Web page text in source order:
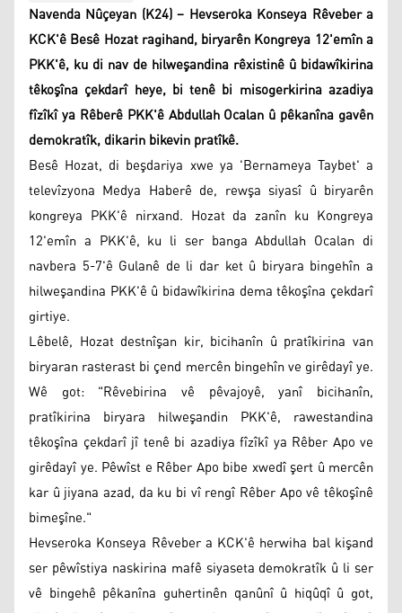
Navenda Nûçeyan (K24) – Hevseroka Konseya Rêveber a
KCK'ê Besê Hozat ragihand, biryarên Kongreya 12'emîn a
PKK'ê, ku di nav de hilweşandina rêxistinê û bidawîkirina
têkoşîna çekdarî heye, bi tenê bi misogerkirina azadiya
fîzîkî ya Rêberê PKK'ê Abdullah Ocalan û pêkanîna gavên
demokratîk, dikarin bikevin pratîkê.
Besê Hozat, di beşdariya xwe ya 'Bernameya Taybet' a
televîzyona Medya Haberê de, rewşa siyasî û biryarên
kongreya PKK'ê nirxand. Hozat da zanîn ku Kongreya
12'emîn a PKK'ê, ku li ser banga Abdullah Ocalan di
navbera 5-7'ê Gulanê de li dar ket û biryara bingehîn a
hilweşandina PKK'ê û bidawîkirina dema têkoşîna çekdarî
girtiye.
Lêbelê, Hozat destnîşan kir, bicihanîn û pratîkirina van
biryaran rasterast bi çend mercên bingehîn ve girêdayî ye.
Wê got: "Rêvebirina vê pêvajoyê, yanî bicihanîn,
pratîkirina biryara hilweşandin PKK'ê, rawestandina
têkoşîna çekdarî jî tenê bi azadiya fîzîkî ya Rêber Apo ve
girêdayî ye. Pêwîst e Rêber Apo bibe xwedî şert û mercên
kar û jiyana azad, da ku bi vî rengî Rêber Apo vê têkoşînê
bimeşîne."
Hevseroka Konseya Rêveber a KCK'ê herwiha bal kişand
ser pêwîstiya naskirina mafê siyaseta demokratîk û li ser
vê bingehê pêkanîna guhertinên qanûnî û hiqûqî û got,